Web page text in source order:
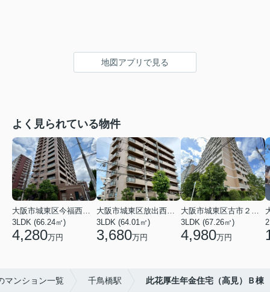
地図アプリで見る
よく見られている物件
大阪市城東区今福西６丁目
3LDK (66.24㎡)
4,280万円
大阪市城東区放出西１丁目
3LDK (64.01㎡)
3,680万円
大阪市城東区古市２丁目
3LDK (67.26㎡)
4,980万円
マンション一覧 千鳥橋駅 此花厚生年金住宅（高見）Ｂ棟